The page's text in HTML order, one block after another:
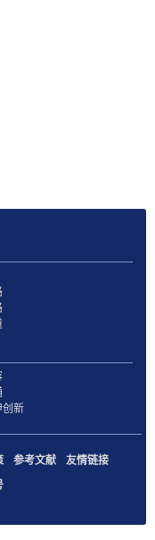
创新
参考文献
友情链接